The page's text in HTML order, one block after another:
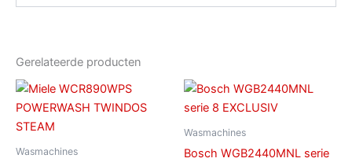
Gerelateerde producten
Wasmachines
Wasmachines
Bosch WGB2440MNL serie